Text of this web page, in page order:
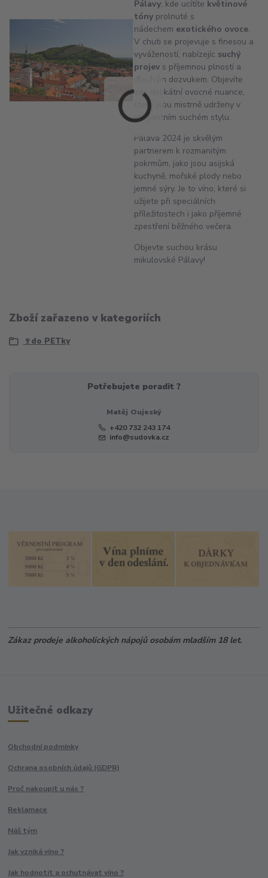
Pálavy, kde ucítíte květinové
tóny prolnuté s
nádechem exotického ovoce.
V chuti se projevuje s finesou a
vyvážeností, nabízejíc suchý
projev s příjemnou plností a
dlouhým dozvukem. Objevíte
zde delikátní ovocné nuance,
které jsou mistrně udrženy v
elegantním suchém stylu.
Pálava 2024 je skvělým
partnerem k rozmanitým
pokrmům, jako jsou asijská
kuchyně, mořské plody nebo
jemné sýry. Je to víno, které si
užijete při speciálních
příležitostech i jako příjemné
zpestření běžného večera.
Objevte suchou krásu
mikulovské Pálavy!
Zboží zařazeno v kategoriích
🍷do PETky
Potřebujete poradit ?
Matěj Oujeský
+420 732 243 174
info@sudovka.cz
Zákaz prodeje alkoholických nápojů osobám mladším 18 let.
Užitečné odkazy
Obchodní podmínky
Ochrana osobních údajů (GDPR)
Proč nakoupit u nás ?
Reklamace
Náš tým
Jak vzniká víno ?
Jak hodnotit a ochutnávat víno ?